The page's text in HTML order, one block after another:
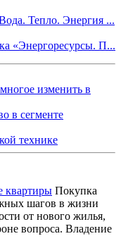
Тепло. Энергия ...
«Энергоресурсы. П...
изменить в
в сегменте
технике
квартиры Покупка
шагов в жизни
от нового жилья,
вопроса. Владение